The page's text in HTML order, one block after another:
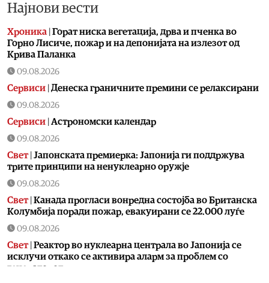
Најнови вести
Хроника Горат ниска вегетација, дрва и пченка во
Горно Лисиче, пожар и на депонијата на излезот од
Крива Паланка
09.08.2026
Сервиси Денеска граничните премини се релаксирани
09.08.2026
Сервиси Астрономски календар
09.08.2026
Свет| Јапонската премиерка: Јапонија ги поддржува
трите принципи на ненуклеарно оружје
09.08.2026
Свет| Канада прогласи вонредна состојба во Британска
Колумбија поради пожар, евакуирани се 22.000 луѓе
09.08.2026
Свет| Реактор во нуклеарна централа во Јапонија се
исклучи откако се активира аларм за проблем со
генераторот